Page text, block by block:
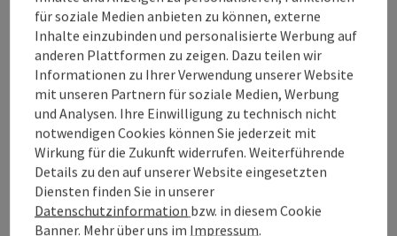
Kontakt
Anreise/Lage
Barrierefreiheit
Meine Betriebe
für soziale Medien anbieten zu können, externe
Inhalte einzubinden und personalisierte Werbung auf
anderen Plattformen zu zeigen. Dazu teilen wir
Informationen zu Ihrer Verwendung unserer Website
mit unseren Partnern für soziale Medien, Werbung
und Analysen. Ihre Einwilligung zu technisch nicht
notwendigen Cookies können Sie jederzeit mit
Wirkung für die Zukunft widerrufen. Weiterführende
Details zu den auf unserer Website eingesetzten
Diensten finden Sie in unserer
Datenschutzinformation bzw. in diesem Cookie
Banner. Mehr über uns im Impressum.